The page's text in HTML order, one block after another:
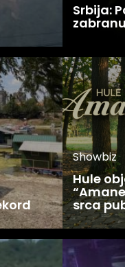
Srbija:
Showbiz
Hule
srca